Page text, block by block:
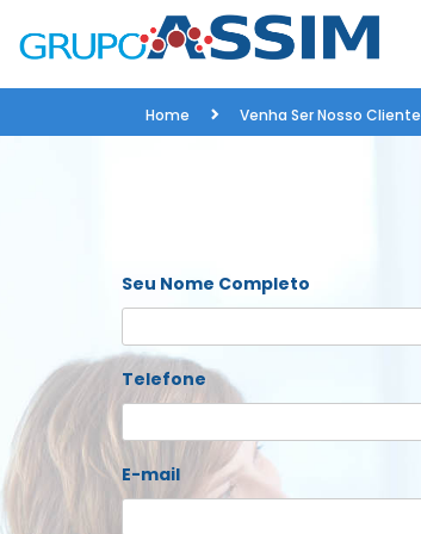
Home Venha Ser Nosso Cliente
Seu Nome Completo
Telefone
E-mail